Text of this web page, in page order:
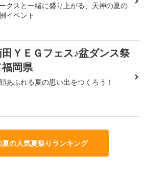
クスと一緒に盛り上がる、天神の夏の
イベント
ＹＥＧフェス♪盆ダンス祭
福岡県
あふれる夏の思い出をつくろう！
の人気夏祭りランキング